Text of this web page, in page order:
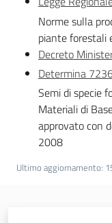
Norme sulla
piante forestali
Decreto
Determina
Semi di specie
Materiali di
approvato con
2008
Ultimo aggiornamento: